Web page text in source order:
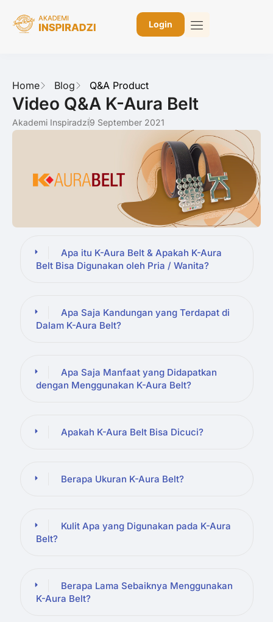
Login
Home Blog Q&A Product
Video Q&A K-Aura Belt
Akademi Inspiradzi9 September 2021
Apa itu K-Aura Belt & Apakah K-Aura
Belt Bisa Digunakan oleh Pria / Wanita?
Apa Saja Kandungan yang Terdapat di
Dalam K-Aura Belt?
Apa Saja Manfaat yang Didapatkan
dengan Menggunakan K-Aura Belt?
Apakah K-Aura Belt Bisa Dicuci?
Berapa Ukuran K-Aura Belt?
Kulit Apa yang Digunakan pada K-Aura
Belt?
Berapa Lama Sebaiknya Menggunakan
K-Aura Belt?